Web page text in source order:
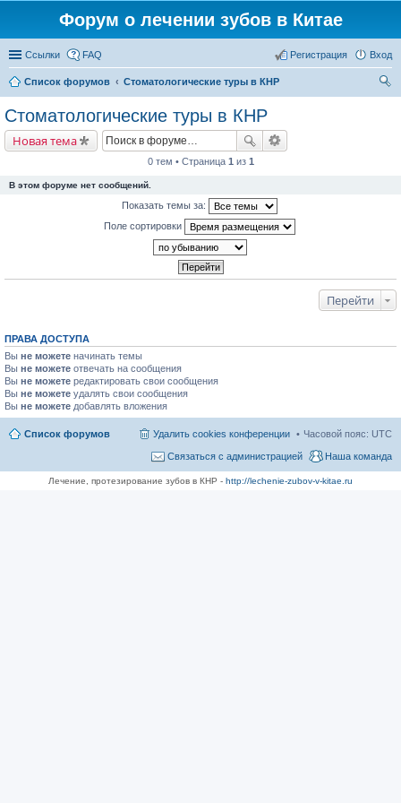
Форум о лечении зубов в Китае
Ссылки FAQ Вход
Регистрация
Список форумов
Стоматологические туры в КНР
Стоматологические туры в КНР
Новая тема
0 тем • Страница 1 из 1
В этом форуме нет сообщений.
Показать темы за:
Поле сортировки
Перейти
ПРАВА ДОСТУПА
Вы не можете начинать темы
Вы не можете отвечать на сообщения
Вы не можете редактировать свои сообщения
Вы не можете удалять свои сообщения
Вы не можете добавлять вложения
Список форумов Часовой пояс: UTC
Удалить cookies конференции
Наша команда
Связаться с администрацией
Лечение, протезирование зубов в КНР - http://lechenie-zubov-v-kitae.ru